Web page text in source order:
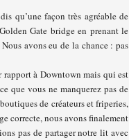
qu’une façon très agréable de
Gate bridge en prenant le
avons eu de la chance : pas
à Downtown mais qui est
que vous ne manquerez pas de
de créateurs et friperies,
correcte, nous avons finalement
pas de partager notre lit avec